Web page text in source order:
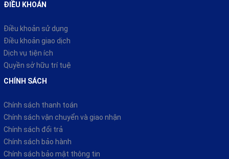
ĐIỀU KHOÁN
Điều khoản sử dụng
Điều khoản giao dịch
Dịch vụ tiện ích
Quyền sở hữu trí tuệ
CHÍNH SÁCH
Chính sách thanh toán
Chính sách vận chuyển và giao nhận
Chính sách đổi trả
Chính sách bảo hành
Chính sách bảo mật thông tin